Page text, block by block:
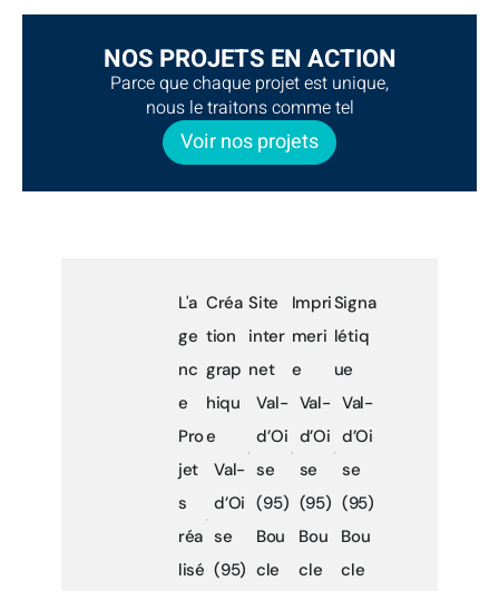
NOS PROJETS EN ACTION
Parce que chaque projet est unique,
nous le traitons comme tel
Voir nos projets
L'a
ge
nc
e
Pro
jet
s
réa
lisé
Créa
tion
grap
hiqu
e
Val-
d’Oi
se
(95)
Site
inter
net
Val-
d’Oi
se
(95)
Bou
cle
Impri
meri
e
Val-
d’Oi
se
(95)
Bou
cle
Signa
létiq
ue
Val-
d’Oi
se
(95)
Bou
cle